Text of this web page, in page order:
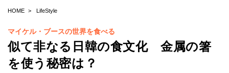
HOME LifeStyle
マイケル・ブースの世界を食べる
似て非なる日韓の食文化 金属の箸
を使う秘密は？